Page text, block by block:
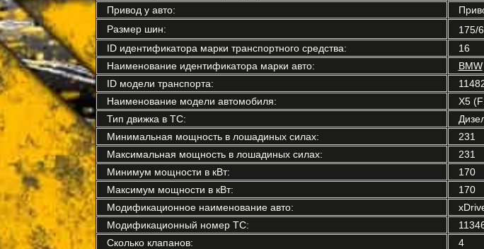
Привод у авто:
Размер шин:
175/
ID идентификатора марки транспортного средства:
16
Наименование идентификатора марки авто:
BMW
ID модели транспорта:
Наименование модели автомобиля:
X5
Тип движка в ТС:
Минимальная мощность в лошадиных силах:
231
Максимальная мощность в лошадиных силах:
231
Минимум мощности в кВт:
170
Максимум мощности в кВт:
170
Модификационное наименование авто:
Модификационный номер ТС:
Сколько клапанов:
4